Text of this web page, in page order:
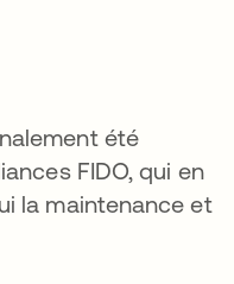
été
FIDO, qui en
la maintenance et